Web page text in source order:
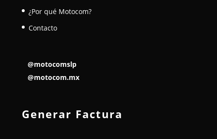
¿Por qué Motocom?
Contacto
@motocomslp
@motocom.mx
Generar Factura